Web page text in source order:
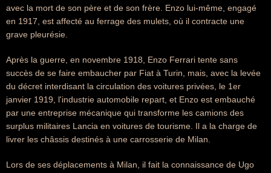
avec la mort de son père et de son frère. Enzo lui-même, engagé
en 1917, est affecté au ferrage des mulets, où il contracte une
grave pleurésie.
Après la guerre, en novembre 1918, Enzo Ferrari tente sans
succès de se faire embaucher par Fiat à Turin, mais, avec la levée
du décret interdisant la circulation des voitures privées, le 1er
janvier 1919, l'industrie automobile repart, et Enzo est embauché
par une entreprise mécanique qui transforme les camions des
surplus militaires Lancia en voitures de tourisme. Il a la charge de
livrer les châssis destinés à une carrosserie de Milan.
Lors de ses déplacements à Milan, il fait la connaissance de Ugo